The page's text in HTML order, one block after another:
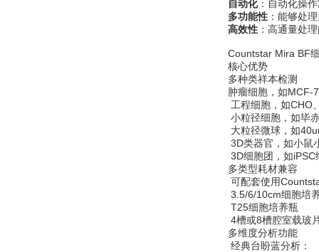
自动化：自动化操
多功能性 ：能够处
高效性 ：高通量处
Countstar Mira BF
核心优势
多种类祥本检测
肿瘤细胞，如MCF-
工程细胞，如CHO
小粒径细胞，如毕
大粒径微球，如
3D类器官，如小鼠
3D细胞团，如iPSC
多类型耗材兼容
可配套使用
3.5/6/10cm细胞培
T25细胞培养瓶
4槽或8槽腔室载玻
多维度分析功能
经典台盼蓝分析：